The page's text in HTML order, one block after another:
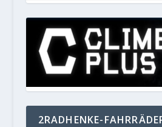
2RADHENKE-